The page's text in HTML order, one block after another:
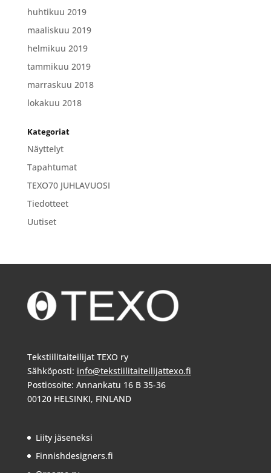
huhtikuu 2019
maaliskuu 2019
helmikuu 2019
tammikuu 2019
marraskuu 2018
lokakuu 2018
Kategoriat
Näyttelyt
Tapahtumat
TEXO70 JUHLAVUOSI
Tiedotteet
Uutiset
Tekstiilitaiteilijat TEXO ry
Sähköposti: info@tekstiilitaiteilijattexo.fi
Postiosoite: Annankatu 16 B 35-36
00120 HELSINKI, FINLAND
Liity jäseneksi
Finnishdesigners.fi